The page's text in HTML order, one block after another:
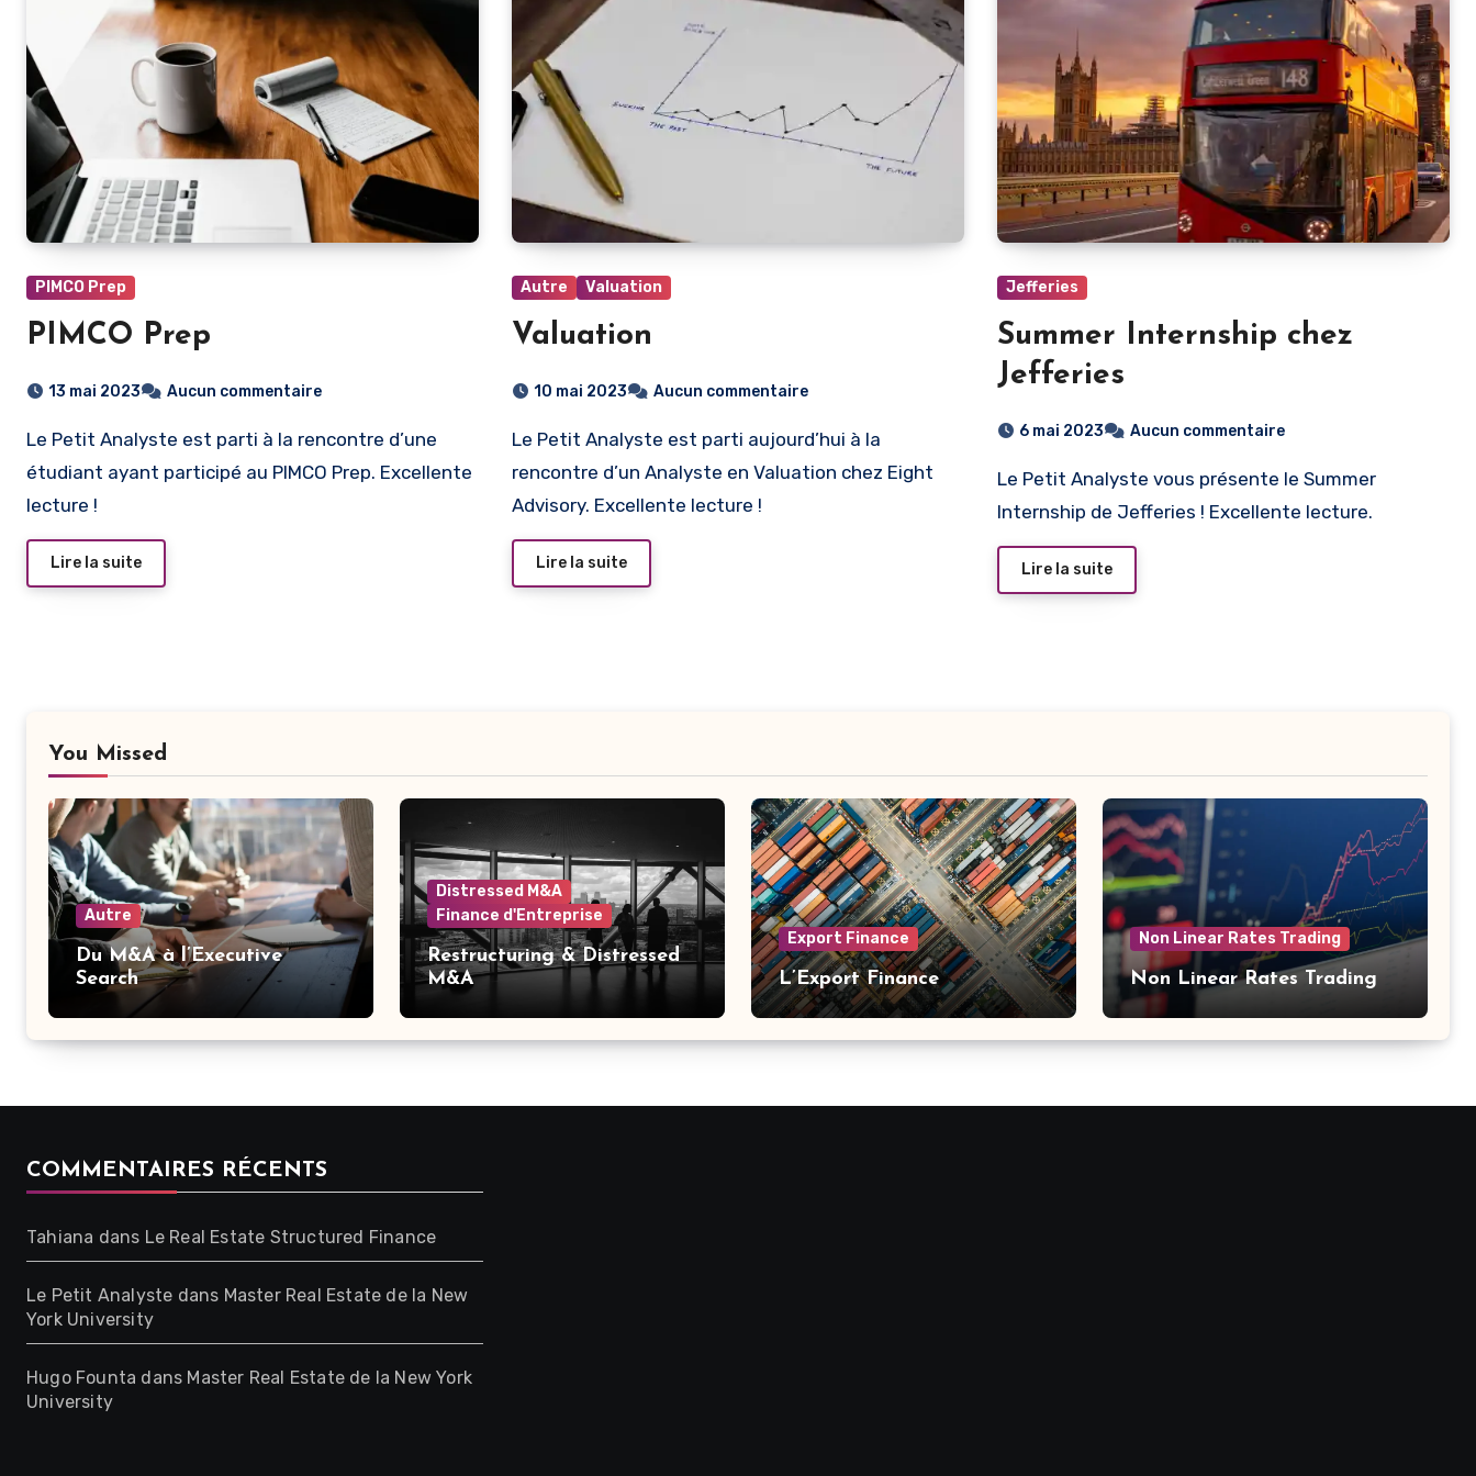
PIMCO Prep
PIMCO Prep
13 mai 2023 Aucun commentaire
Le Petit Analyste est parti à la rencontre d’une
étudiant ayant participé au PIMCO Prep. Excellente
lecture !
Lire la suite
Autre Valuation
Valuation
10 mai 2023 Aucun commentaire
Le Petit Analyste est parti aujourd’hui à la
rencontre d’un Analyste en Valuation chez Eight
Advisory. Excellente lecture !
Lire la suite
Jefferies
Summer Internship chez
Jefferies
6 mai 2023 Aucun commentaire
Le Petit Analyste vous présente le Summer
Internship de Jefferies ! Excellente lecture.
Lire la suite
You Missed
Autre
Du M&A à l’Executive
Search
Distressed M&A
Finance d'Entreprise
Restructuring & Distressed
M&A
Export Finance
L’Export Finance
Non Linear Rates Trading
Non Linear Rates Trading
COMMENTAIRES RÉCENTS
Tahiana dans Le Real Estate Structured Finance
Le Petit Analyste dans Master Real Estate de la New
York University
Hugo Founta dans Master Real Estate de la New York
University